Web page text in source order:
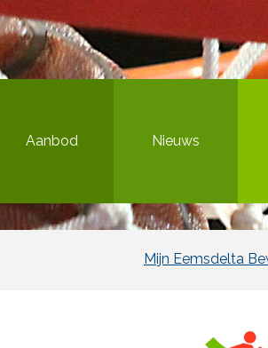
Aanbod Nieuws
Mijn Eemsdelta